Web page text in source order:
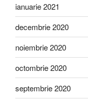
ianuarie 2021
decembrie 2020
noiembrie 2020
octombrie 2020
septembrie 2020